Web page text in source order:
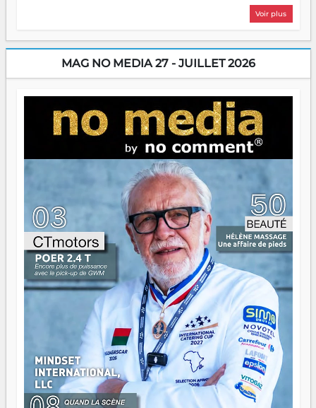
plus nombreux à se lancer, à créer, à risquer — souvent
sans filet, souvent sans aide, mais toujours avec cette
dorment vraiment la nuit. En culture, les nouvelles sont
encore meilleures. Aina Rasamoelina vient de décrocher le
Prix RFI Instrumental Afrique. Miangaly Elia rafle le Prix
jeunes qui tiennent la torche. Alors oui, on pourrait
s'arrêter là, applaudir et rentrer chez soi satisfait. Mais ce
serait passer à côté d'une chose essentielle. La fougue, ça
brûle fort — et parfois, ça brûle vite. Une flamme sans
direction peut éclairer autant qu'elle peut consumer. C'est
là que les aînés entrent en scène — pas pour reprendre le
gouvernail, mais pour montrer où sont les récifs. Les jeunes
ont la force, les vieux ont l'expérience, comme on dit. Ce
n'est pas un combat de générations — c'est une question
d'équipage. Partagez vos réussites, mais aussi vos échecs.
Surtout vos échecs, d'ailleurs — ils enseignent mieux que
n'importe quel manuel. À Madagascar, la barque avance.
Il faut juste s'assurer que tout le monde rame dans le
même sens.
Voir plus
MAG NO MEDIA 27 - JUILLET 2026